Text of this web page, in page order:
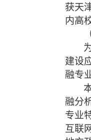
获天
内高
建设
融专
融分
专业
互联